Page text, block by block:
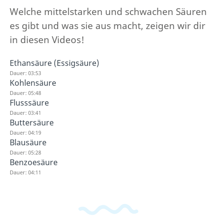
Welche mittelstarken und schwachen Säuren
es gibt und was sie aus macht, zeigen wir dir
in diesen Videos!
Ethansäure (Essigsäure)
Dauer: 03:53
Kohlensäure
Dauer: 05:48
Flusssäure
Dauer: 03:41
Buttersäure
Dauer: 04:19
Blausäure
Dauer: 05:28
Benzoesäure
Dauer: 04:11